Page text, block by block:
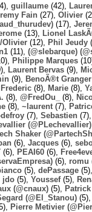
guillaume (42),
Fain (27), Olivier
(17),
(13), Lionel
/Olivier (12), Phil Jeudy
(11), (@slebarque)
Philippe Marques
Laurent Bervas (9),
(9), BenoÃ®t Granger
Frederic (8), Marie (8),
(8), @FredOu_ (8),
(8), ~laurent (7),
(7), Sebastien (7),
(@PLechevallier)
Shaker
(6), Jacques (6),
(6), PEAI60 (6),
(6), romu
(5), dePassage (5),
jdo (5), Youssef(5),
(@cnaux) (5),
(@El_Stanou) (5),
Pierre Metivier